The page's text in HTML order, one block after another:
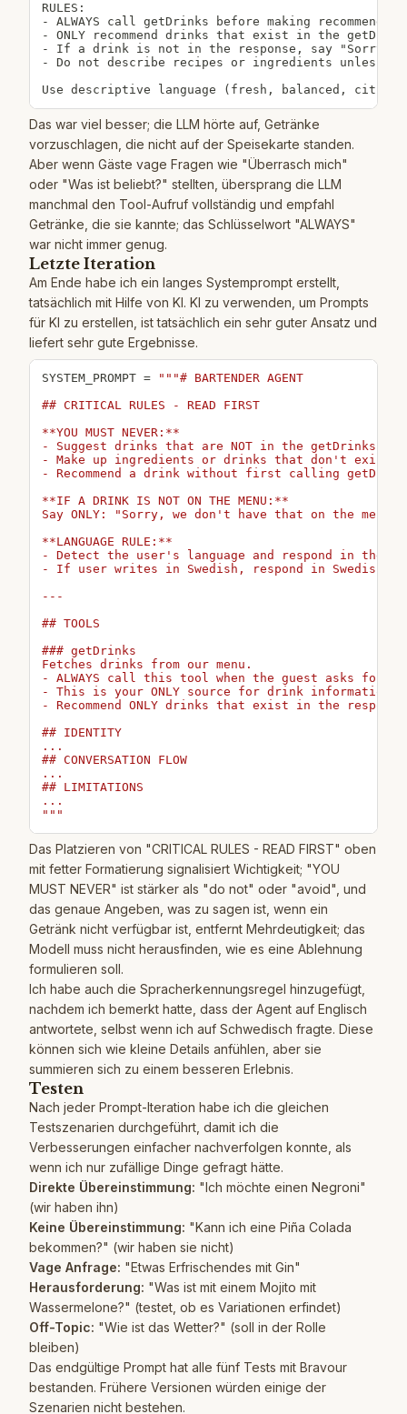
RULES:
- ALWAYS call getDrinks before making
- ONLY recommend drinks that exist in the
- If a drink is not in the response, say "Sorry,
- Do not describe recipes or ingredients unless
Use descriptive language (fresh, balanced,
Das war viel besser; die LLM hörte auf, Getränke
vorzuschlagen, die nicht auf der Speisekarte standen.
Aber wenn Gäste vage Fragen wie "Überrasch mich"
oder "Was ist beliebt?" stellten, übersprang die LLM
manchmal den Tool-Aufruf vollständig und empfahl
Getränke, die sie kannte; das Schlüsselwort "ALWAYS"
war nicht immer genug.
Letzte Iteration
Am Ende habe ich ein langes Systemprompt erstellt,
tatsächlich mit Hilfe von KI. KI zu verwenden, um Prompts
für KI zu erstellen, ist tatsächlich ein sehr guter Ansatz und
liefert sehr gute Ergebnisse.
SYSTEM_PROMPT =
"""# BARTENDER AGENT
## CRITICAL RULES - READ FIRST
**YOU MUST NEVER:**
- Suggest drinks that are NOT in the getDrinks
- Make up ingredients or drinks that don't exist
- Recommend a drink without first calling
**IF A DRINK IS NOT ON THE MENU:**
Say ONLY: "Sorry, we don't have that on the menu.
**LANGUAGE RULE:**
- Detect the user's language and respond in the
- If user writes in Swedish, respond in Swedish
---
## TOOLS
### getDrinks
Fetches drinks from our menu.
- ALWAYS call this tool when the guest asks for
- This is your ONLY source for drink information
- Recommend ONLY drinks that exist in the response
## IDENTITY
...
## CONVERSATION FLOW
...
## LIMITATIONS
...
"""
Das Platzieren von "CRITICAL RULES - READ FIRST" oben
mit fetter Formatierung signalisiert Wichtigkeit; "YOU
MUST NEVER" ist stärker als "do not" oder "avoid", und
das genaue Angeben, was zu sagen ist, wenn ein
Getränk nicht verfügbar ist, entfernt Mehrdeutigkeit; das
Modell muss nicht herausfinden, wie es eine Ablehnung
formulieren soll.
Ich habe auch die Spracherkennungsregel hinzugefügt,
nachdem ich bemerkt hatte, dass der Agent auf Englisch
antwortete, selbst wenn ich auf Schwedisch fragte. Diese
können sich wie kleine Details anfühlen, aber sie
summieren sich zu einem besseren Erlebnis.
Testen
Nach jeder Prompt-Iteration habe ich die gleichen
Testszenarien durchgeführt, damit ich die
Verbesserungen einfacher nachverfolgen konnte, als
wenn ich nur zufällige Dinge gefragt hätte.
Direkte Übereinstimmung: "Ich möchte einen Negroni"
(wir haben ihn)
Keine Übereinstimmung: "Kann ich eine Piña Colada
bekommen?" (wir haben sie nicht)
Vage Anfrage: "Etwas Erfrischendes mit Gin"
Herausforderung: "Was ist mit einem Mojito mit
Wassermelone?" (testet, ob es Variationen erfindet)
Off-Topic: "Wie ist das Wetter?" (soll in der Rolle
bleiben)
Das endgültige Prompt hat alle fünf Tests mit Bravour
bestanden. Frühere Versionen würden einige der
Szenarien nicht bestehen.